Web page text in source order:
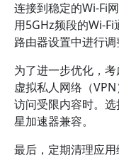
连接到稳定的Wi-Fi
用5GHz频段的Wi-
路由器设置中进行调
为了进一步优化，
虚拟私人网络（
访问受限内容时。
星加速器兼容。
最后，定期清理应